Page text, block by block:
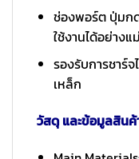
ช่องพอร์ต ปุ่มก
ใช้งานได้อย่างแ
รองรับการชาร์
เหล็ก
วัสดุ และข้อมูลสินค้